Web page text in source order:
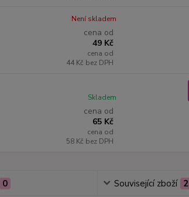
cena od
49 Kč
cena od
44 Kč bez DPH
Není skladem
cena od
65 Kč
cena od
58 Kč bez DPH
Skladem
0 Související zboží 2